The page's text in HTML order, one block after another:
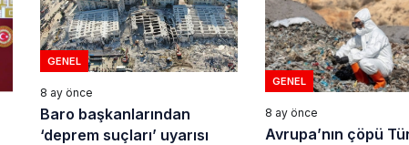
GENEL
8 ay önce
Baro başkanlarından
‘deprem suçları’ uyarısı
GENEL
8 ay önce
Avrupa’nın çöpü